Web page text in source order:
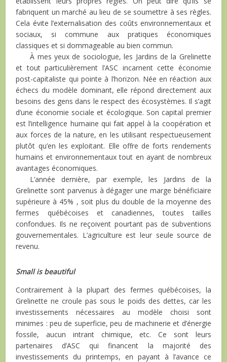
fabriquent un marché au lieu de se soumettre à ses règles.
Cela évite l’externalisation des coûts environnementaux et
sociaux, si commune aux pratiques économiques
classiques et si dommageable au bien commun.
À mes yeux de sociologue, les Jardins de la Grelinette
et tout particulièrement l’ASC incarnent cette économie
post-capitaliste qui pointe à l’horizon. Née en réaction aux
échecs du modèle dominant, elle répond directement aux
besoins des gens dans le respect des écosystèmes. Il s’agit
d’une économie sociale et écologique. Son capital premier
est l’intelligence humaine qui fait appel à la coopération et
aux forces de la nature, en les utilisant respectueusement
plutôt qu’en les exploitant. Elle offre de forts rendements
humains et environnementaux tout en ayant de nombreux
avantages économiques.
L’année dernière, par exemple, les Jardins de la
Grelinette sont parvenus à dégager une marge bénéficiaire
supérieure à 45% , soit plus du double de la moyenne des
fermes québécoises et canadiennes, toutes tailles
confondues. Ils ne reçoivent pourtant pas de subventions
gouvernementales. L’agriculture est leur seule source de
revenu.
Small is beautiful
Contrairement à la plupart des fermes québécoises, la
Grelinette ne croule pas sous le poids des dettes, car les
investissements nécessaires au modèle choisi sont
minimes : peu de superficie, peu de machinerie et d’énergie
fossile, aucun intrant chimique, etc. Ce sont leurs
partenaires d’ASC qui financent la majorité des
investissements du printemps, en payant à l’avance ce